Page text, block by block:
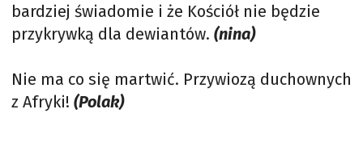
bardziej świadomie i że Kościół nie będzie
przykrywką dla dewiantów. (nina)
Nie ma co się martwić. Przywiozą duchownych
z Afryki! (Polak)